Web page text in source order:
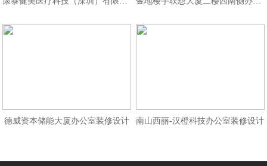
德威资本储能大厦办公室装修设计 南山西丽-汉橙科技办公室装修设计